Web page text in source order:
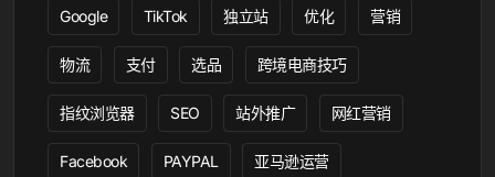
Google TikTok 独立站 优化 营销
物流 支付 选品 跨境电商技巧
指纹浏览器 SEO 站外推广 网红营销
Facebook PAYPAL 亚马逊运营